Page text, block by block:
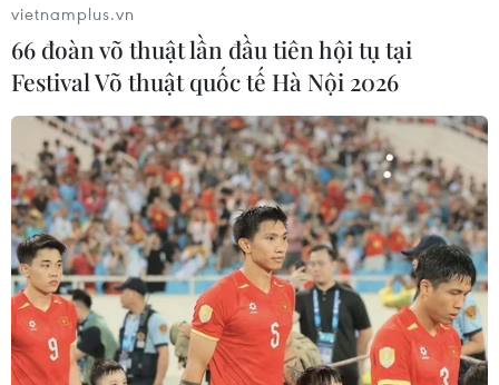
vietnamplus.vn
66 đoàn võ thuật lần đầu tiên hội tụ tại
Festival Võ thuật quốc tế Hà Nội 2026